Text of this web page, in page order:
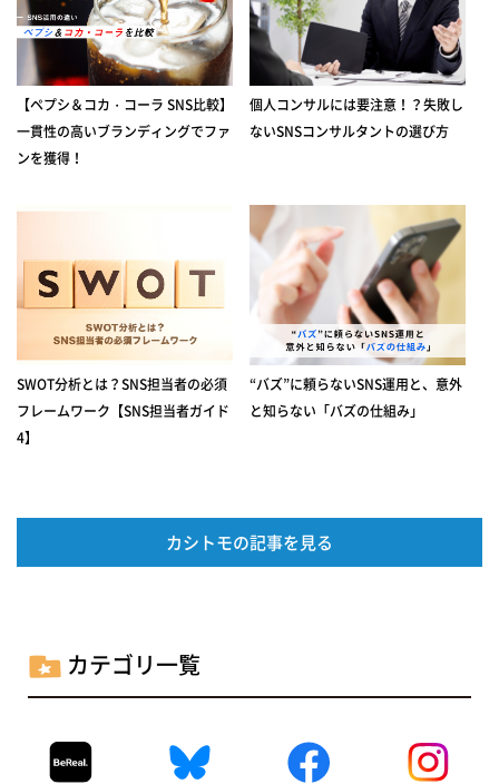
【ペプシ＆コカ・コーラ SNS比較】
一貫性の高いブランディングでファ
ンを獲得！
個人コンサルには要注意！？失敗し
ないSNSコンサルタントの選び方
SWOT分析とは？SNS担当者の必須
フレームワーク【SNS担当者ガイド
4】
“バズ”に頼らないSNS運用と、意外
と知らない「バズの仕組み」
カシトモの記事を見る
カテゴリ一覧